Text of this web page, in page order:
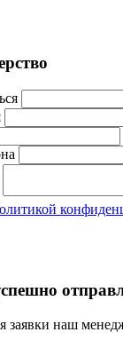
заявки наш